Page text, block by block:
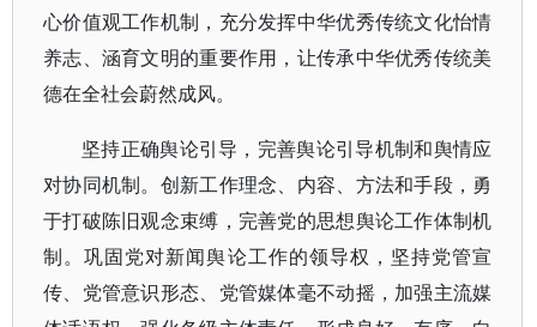
心价值观工作机制，充分发挥中华优秀传统文化怡情
养志、涵育文明的重要作用，让传承中华优秀传统美
德在全社会蔚然成风。
坚持正确舆论引导，完善舆论引导机制和舆情应
对协同机制。创新工作理念、内容、方法和手段，勇
于打破陈旧观念束缚，完善党的思想舆论工作体制机
制。巩固党对新闻舆论工作的领导权，坚持党管宣
传、党管意识形态、党管媒体毫不动摇，加强主流媒